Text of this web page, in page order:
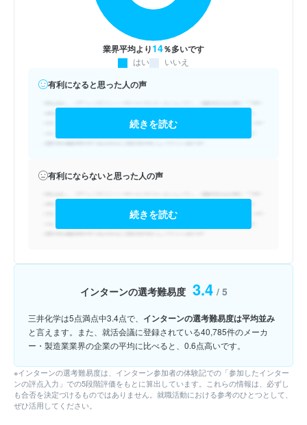
業界平均より14％多いです
はい いいえ
有利になると思った人の声
続きを読む
有利にならないと思った人の声
続きを読む
インターンの選考難易度 3.4 / 5
三井化学は5点満点中3.4点で、 インターンの選考難易度は平均並み
と言えます。また、就活会議に登録されている40,785件のメーカ
ー・製造業業界の企業の平均に比べると、0.6点高いです。
※インターンの選考難易度は、インターン参加者の体験記での「参加したインター
ンの評点入力」での5段階評価をもとに算出しています。これらの情報は、必ずし
も合否を決定づけるものではありません。就職活動における参考のひとつとして、
ぜひ活用してください。